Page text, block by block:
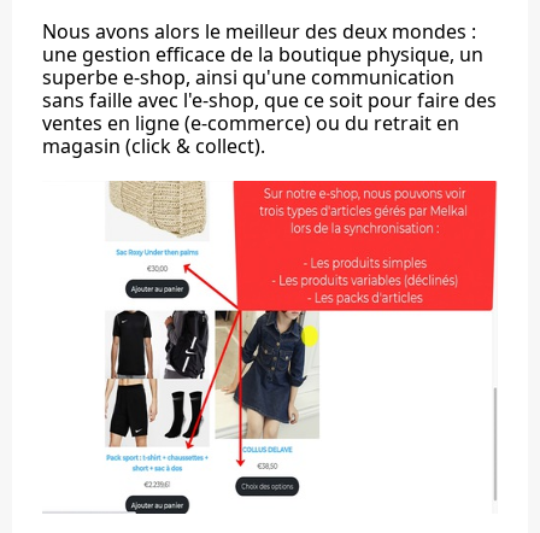
Nous avons alors le meilleur des deux mondes :
une gestion efficace de la boutique physique, un
superbe e-shop, ainsi qu'une communication
sans faille avec l'e-shop, que ce soit pour faire des
ventes en ligne (e-commerce) ou du retrait en
magasin (click & collect).